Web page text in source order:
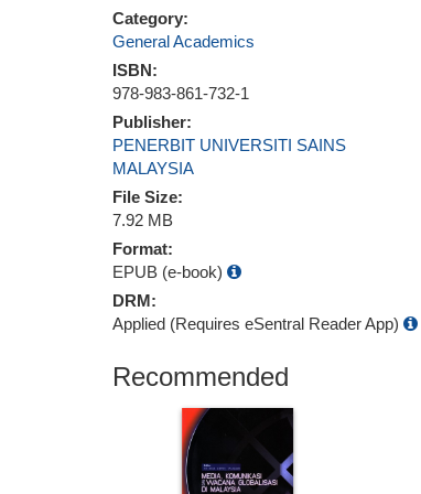
Category:
General Academics
ISBN:
978-983-861-732-1
Publisher:
PENERBIT UNIVERSITI SAINS
MALAYSIA
File Size:
7.92 MB
Format:
EPUB (e-book)
DRM:
Applied (Requires eSentral Reader App)
Recommended